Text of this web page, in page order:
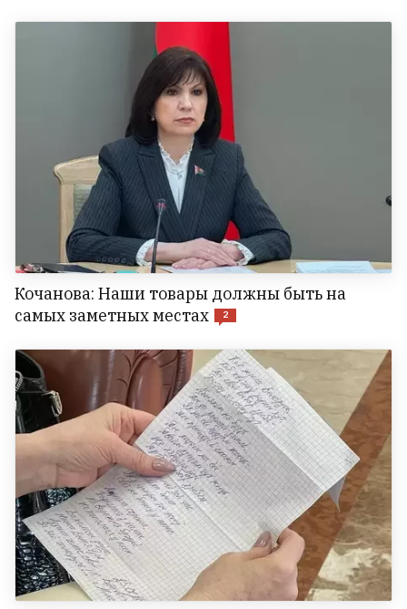
Кочанова: Наши товары должны быть на
самых заметных местах
2